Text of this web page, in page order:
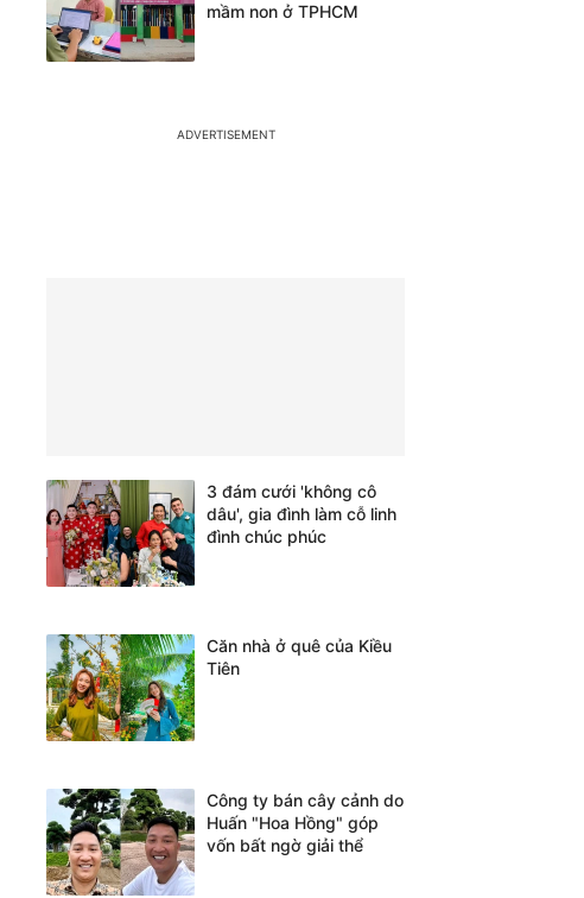
mầm non ở TPHCM
3 đám cưới 'không cô
dâu', gia đình làm cỗ linh
đình chúc phúc
Căn nhà ở quê của Kiều
Tiên
Công ty bán cây cảnh do
Huấn "Hoa Hồng" góp
vốn bất ngờ giải thể